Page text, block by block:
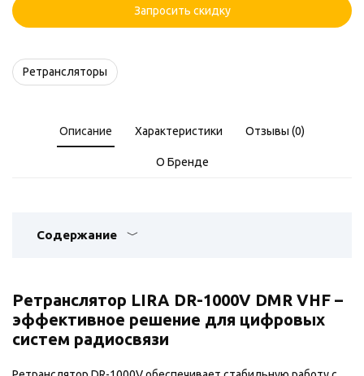
1000V
DMR
Запросить скидку
Ретрансляторы
Описание Характеристики Отзывы (0)
О Бренде
Содержание
Ретранслятор LIRA DR-1000V DMR VHF –
эффективное решение для цифровых
систем радиосвязи